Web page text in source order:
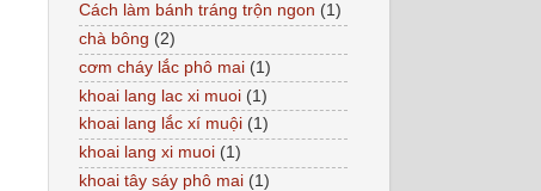
Cách làm bánh tráng trộn ngon (1)
chà bông (2)
cơm cháy lắc phô mai (1)
khoai lang lac xi muoi (1)
khoai lang lắc xí muội (1)
khoai lang xi muoi (1)
khoai tây sáy phô mai (1)